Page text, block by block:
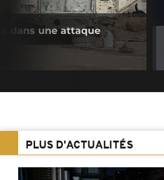
dans une attaque
PLUS D'ACTUALITÉS